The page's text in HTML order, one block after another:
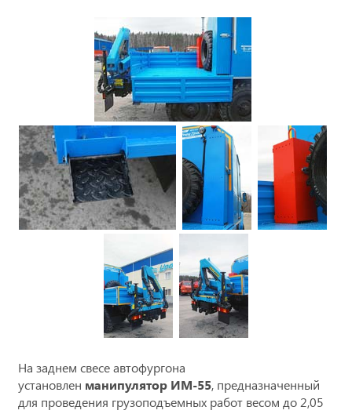
На заднем свесе автофургона
установлен манипулятор ИМ-55, предназначенный
для проведения грузоподъемных работ весом до 2,05